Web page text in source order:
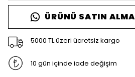
ÜRÜNÜ SATIN
5000 TL üzeri ücretsiz kargo
10 gün içinde iade değişim